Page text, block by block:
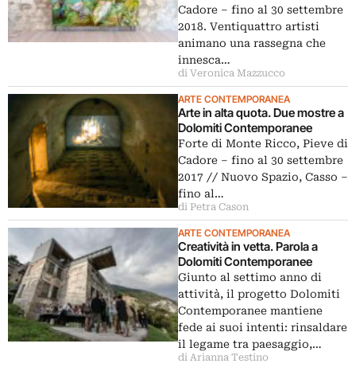
Cadore ‒ fino al 30 settembre
2018. Ventiquattro artisti
animano una rassegna che
innesca…
di Veronica Mazzucco
ARTE CONTEMPORANEA
Arte in alta quota. Due mostre a
Dolomiti Contemporanee
Forte di Monte Ricco, Pieve di
Cadore ‒ fino al 30 settembre
2017 // Nuovo Spazio, Casso ‒
fino al…
di Petra Cason
ARTE CONTEMPORANEA
Creatività in vetta. Parola a
Dolomiti Contemporanee
Giunto al settimo anno di
attività, il progetto Dolomiti
Contemporanee mantiene
fede ai suoi intenti: rinsaldare
il legame tra paesaggio,…
di Arianna Testino